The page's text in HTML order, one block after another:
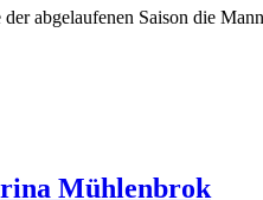
abgelaufenen Saison die
Mühlenbrok